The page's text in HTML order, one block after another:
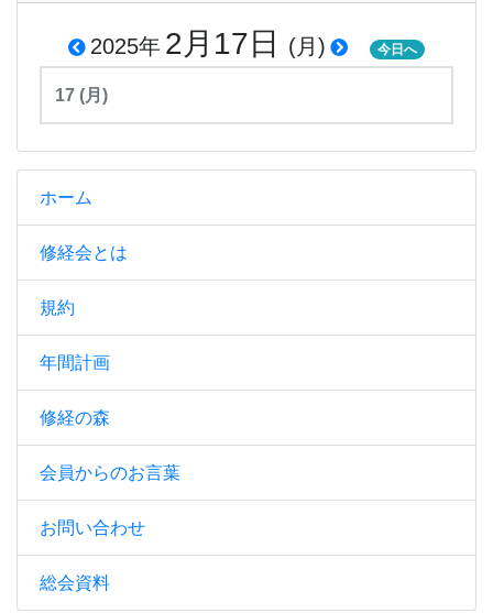
2025年 2月17日 (月) 今日へ
17 (月)
ホーム
修経会とは
規約
年間計画
修経の森
会員からのお言葉
お問い合わせ
総会資料